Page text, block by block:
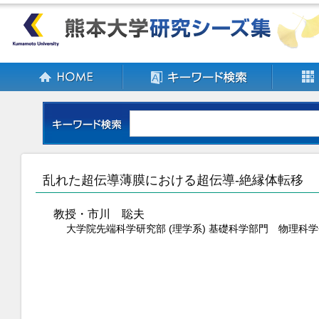
乱れた超伝導薄膜における超伝導-絶縁体転移
教授・市川 聡夫
大学院先端科学研究部 (理学系) 基礎科学部門 物理科